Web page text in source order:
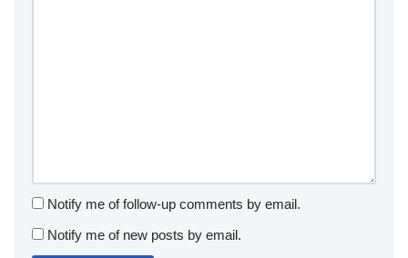
Notify me of follow-up comments by email.
Notify me of new posts by email.